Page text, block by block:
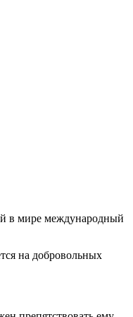
в мире международный
на добровольных